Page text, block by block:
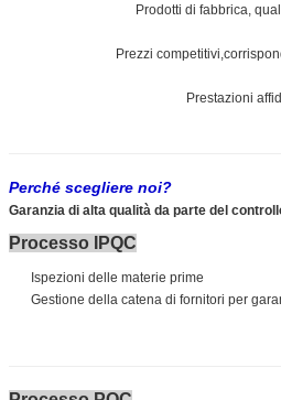
Prodotti di fabbrica,
Prezzi
Prestazioni
Perché scegliere noi?
Garanzia di alta qualità da parte del
Processo IPQC
Ispezioni delle materie prime
Gestione della catena di fornitori per